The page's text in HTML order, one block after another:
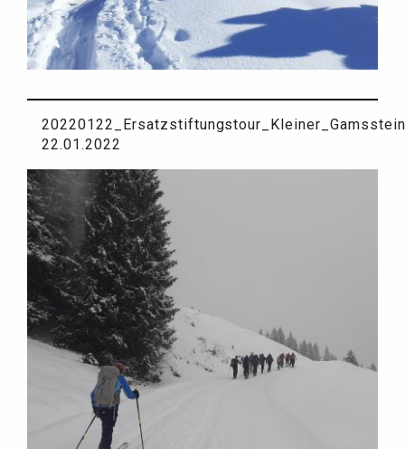
20220122_Ersatzstiftungstour_Kleiner_Gamsstein
22.01.2022